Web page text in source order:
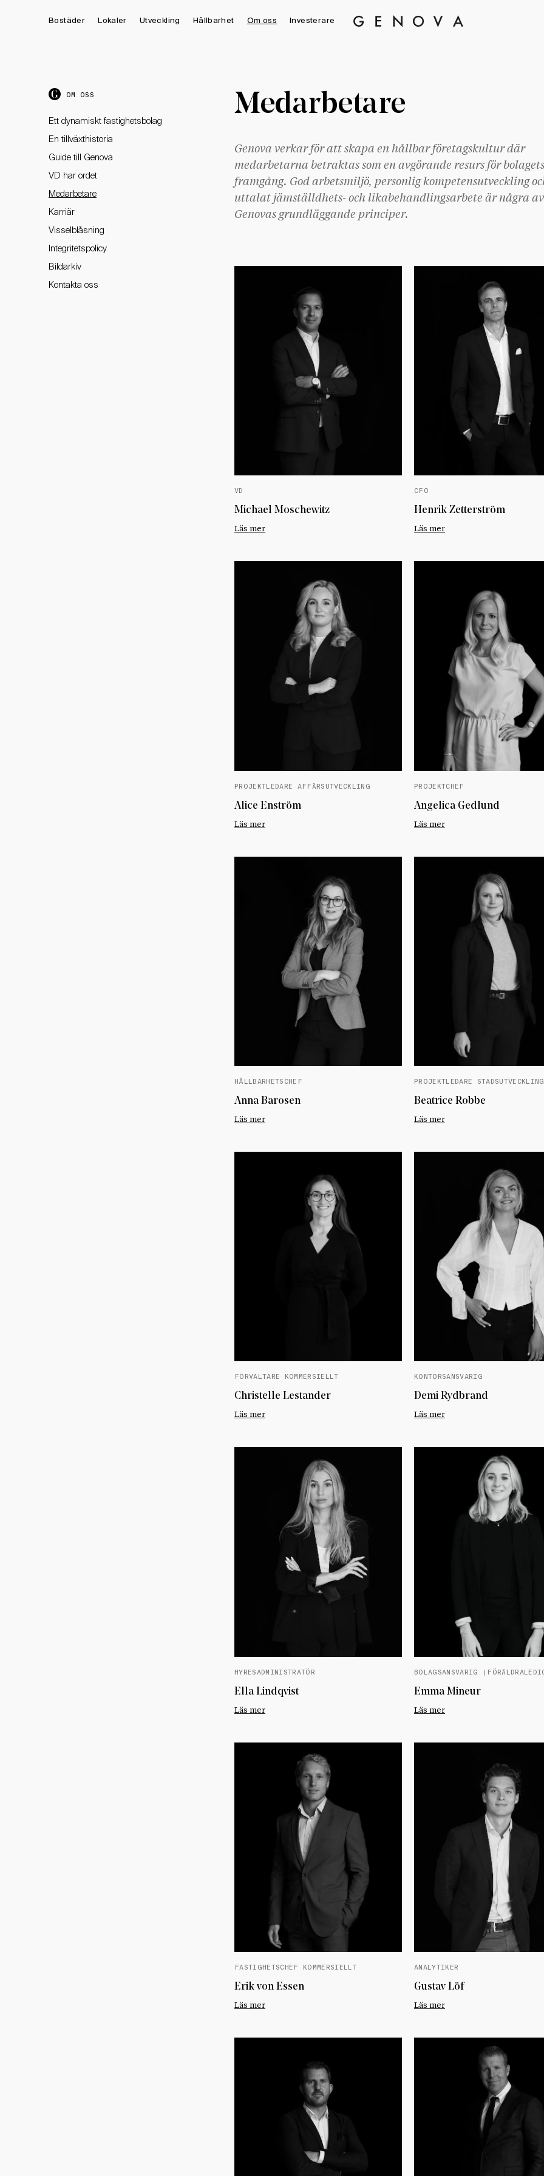
Genova
Bostäder Lokaler Utveckling Hållbarhet Om oss Investerare
OM OSS
Ett dynamiskt fastighetsbolag
En tillväxthistoria
Guide till Genova
VD har ordet
Medarbetare
Karriär
Visselblåsning
Integritetspolicy
Bildarkiv
Kontakta oss
Medarbetare
Genova verkar för att skapa en hållbar företagskultur där
medarbetarna betraktas som en avgörande resurs för bolagets
framgång. God arbetsmiljö, personlig kompetensutveckling
uttalat jämställdhets- och likabehandlingsarbete är några av
Genovas grundläggande principer.
VD
Michael Moschewitz
Läs mer
CFO
Henrik Zetterström
Läs mer
PROJEKTLEDARE AFFÄRSUTVECKLING
Alice Enström
Läs mer
PROJEKTCHEF
Angelica Gedlund
Läs mer
HÅLLBARHETSCHEF
Anna Barosen
Läs mer
PROJEKTLEDARE STADSUTVECKLING
Beatrice Robbe
Läs mer
FÖRVALTARE KOMMERSIELLT
Christelle Lestander
Läs mer
KONTORSANSVARIG
Demi Rydbrand
Läs mer
HYRESADMINISTRATÖR
Ella Lindqvist
Läs mer
BOLAGSANSVARIG
Emma Mineur
Läs mer
FASTIGHETSCHEF KOMMERSIELLT
Erik von Essen
Läs mer
ANALYTIKER
Gustav Löf
Läs mer